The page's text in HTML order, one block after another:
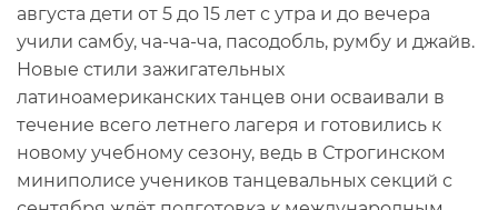
августа дети от 5 до 15 лет с утра и до вечера
учили самбу, ча-ча-ча, пасодобль, румбу и джайв.
Новые стили зажигательных
латиноамериканских танцев они осваивали в
течение всего летнего лагеря и готовились к
новому учебному сезону, ведь в Строгинском
миниполисе учеников танцевальных секций с